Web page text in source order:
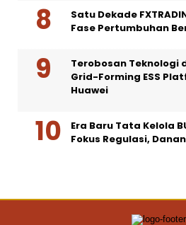
Satu Dekade
Fase Pertumbuhan
Terobosan Teknologi
Grid-Forming ESS
Huawei
Era Baru Tata Kelola
Fokus Regulasi,